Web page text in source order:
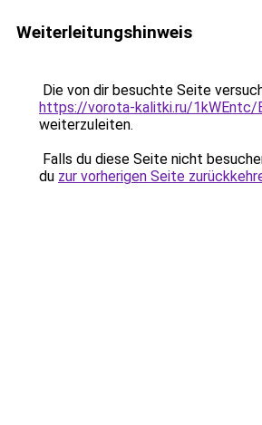
Weiterleitungshinweis
Die von dir besuchte Seite
https://vorota-kalitki.ru/1kWEntc/
weiterzuleiten.
Falls du diese Seite nicht
du zur vorherigen Seite